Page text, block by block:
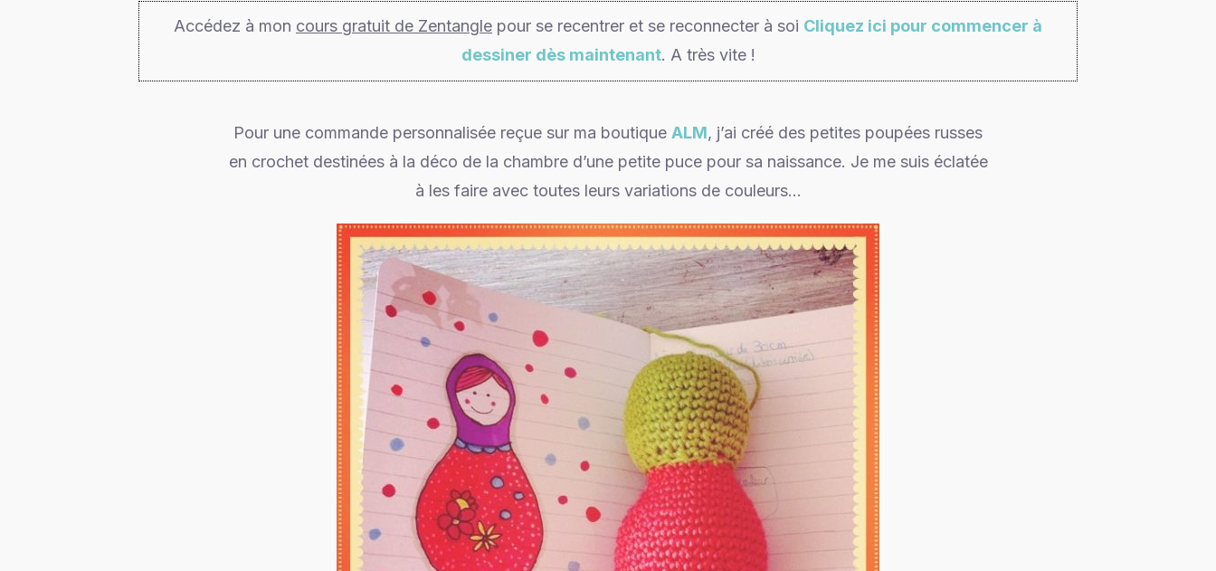
Accédez à mon cours gratuit de Zentangle pour se recentrer et se reconnecter à soi Cliquez ici pour commencer à
dessiner dès maintenant. A très vite !
Pour une commande personnalisée reçue sur ma boutique ALM, j’ai créé des petites poupées russes
en crochet destinées à la déco de la chambre d’une petite puce pour sa naissance. Je me suis éclatée
à les faire avec toutes leurs variations de couleurs…